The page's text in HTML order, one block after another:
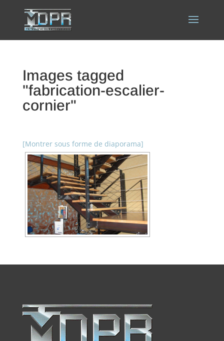
Images tagged
"fabrication-escalier-
cornier"
[Montrer sous forme de diaporama]